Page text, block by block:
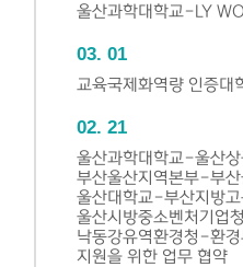
울산과학대학교-LY
03 01
교육국제화역량 인증대
02 21
울산과학대학교-울산
부산울산지역본부-부
울산대학교-부산지방
울산시방중소벤처기업
낙동강유역환경청-환경
지원을 위한 업무 협약